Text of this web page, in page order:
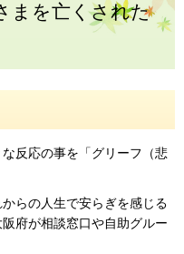
まを亡くされた
反応の事を「グリーフ（悲
らの人生で安らぎを感じる
府が相談窓口や自助グルー